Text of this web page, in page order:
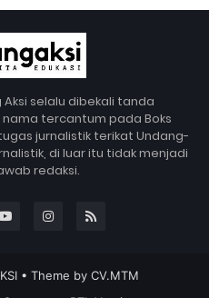
selalu dibekali tanda
tercantum pada Boks
jurnalistik terikat Undang-
di luar itu tidak menjadi
redaksi.
• Theme by CV.MTM